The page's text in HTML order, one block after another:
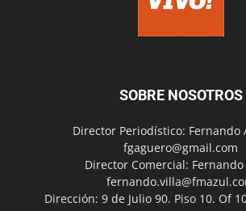
SOBRE NOSOTROS
Director Periodístico: Fernando
fgaguero@gmail.com
Director Comercial: Fernando
Dirección: 9 de Julio 90. Piso 10. Of